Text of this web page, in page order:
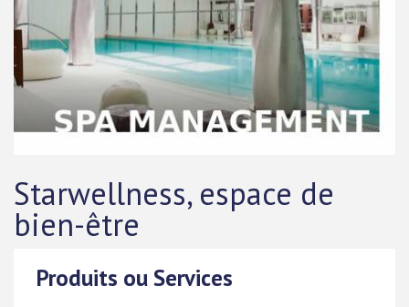
Starwellness, espace de
bien-être
Produits ou Services